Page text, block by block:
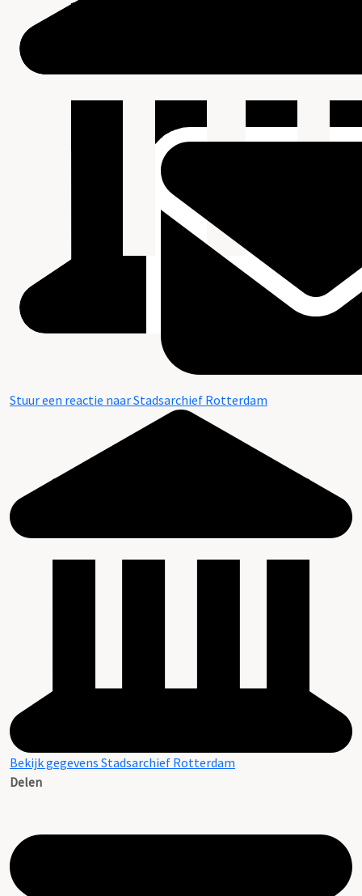
Beschrijving van de series en archiefbestanddelen
Stuur een reactie naar Stadsarchief Rotterdam
Bekijk gegevens Stadsarchief Rotterdam
Delen